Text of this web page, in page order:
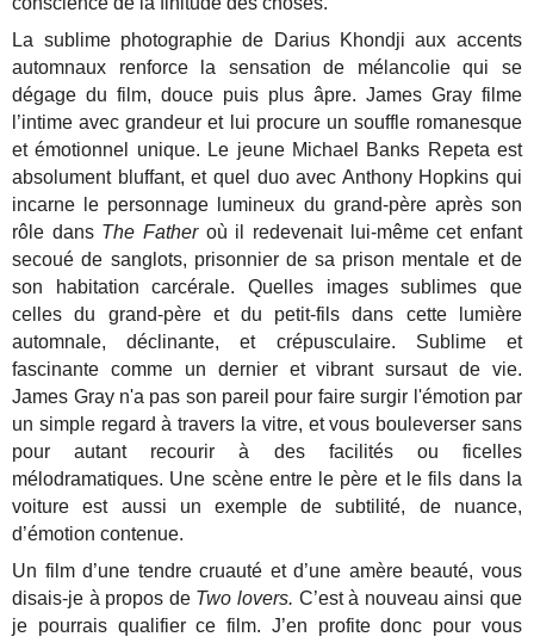
La sublime photographie de Darius Khondji aux accents
automnaux renforce la sensation de mélancolie qui se
dégage du film, douce puis plus âpre. James Gray filme
l’intime avec grandeur et lui procure un souffle romanesque
et émotionnel unique. Le jeune Michael Banks Repeta est
absolument bluffant, et quel duo avec Anthony Hopkins qui
incarne le personnage lumineux du grand-père après son
rôle dans The Fatheroù il redevenait lui-même cet enfant
secoué de sanglots, prisonnier de sa prison mentale et de
son habitation carcérale. Quelles images sublimes que
celles du grand-père et du petit-fils dans cette lumière
automnale, déclinante, et crépusculaire. Sublime et
fascinante comme un dernier et vibrant sursaut de vie.
James Gray n'a pas son pareil pour faire surgir l'émotion par
un simple regard à travers la vitre, et vous bouleverser sans
pour autant recourir à des facilités ou ficelles
mélodramatiques. Une scène entre le père et le fils dans la
voiture est aussi un exemple de subtilité, de nuance,
d’émotion contenue.
Un film d’une tendre cruauté et d’une amère beauté, vous
disais-je à propos de Two lovers. C’est à nouveau ainsi que
je pourrais qualifier ce film. J’en profite donc pour vous